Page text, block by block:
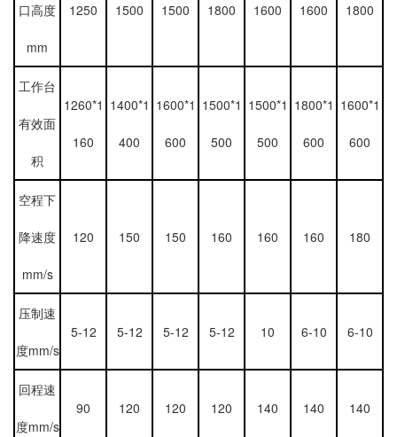
口高度
mm
1250 1500 1500 1800 1600 1600 1800
工作台
有效面
积
1260*1
160
1400*1
400
1600*1
600
1500*1
500
1500*1
500
1800*1
600
1600*1
600
空程下
降速度
mm/s
120 150 150 160 160 160 180
压制速
度mm/s
5-12 5-12 5-12 5-12 10 6-10 6-10
回程速
度mm/s
90 120 120 120 140 140 140